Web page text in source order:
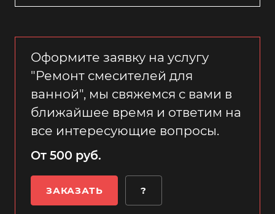
Оформите заявку на услугу
"Ремонт смесителей для
ванной", мы свяжемся с вами в
ближайшее время и ответим на
все интересующие вопросы.
От 500 руб.
ЗАКАЗАТЬ ?